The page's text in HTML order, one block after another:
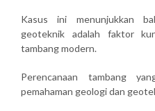
Kasus ini menunjukkan
geoteknik adalah faktor
tambang modern.
Perencanaan tambang
pemahaman geologi dan